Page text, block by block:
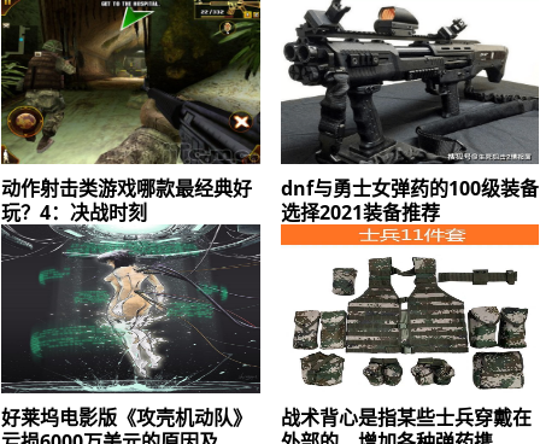
动作射击类游戏哪款最经典好
玩？4：决战时刻
dnf与勇士女弹药的100级装备
选择2021装备推荐
好莱坞电影版《攻壳机动队》
战术背心是指某些士兵穿戴在